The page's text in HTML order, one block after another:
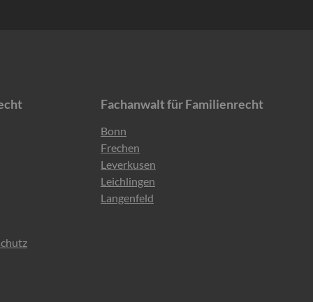
Fachanwalt für Familienrecht
Navigation
überspringen
Bonn
Frechen
Leverkusen
Leichlingen
Langenfeld